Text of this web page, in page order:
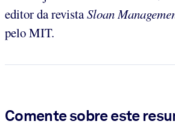
editor da revistaSloan
pelo MIT.
Comente sobre este